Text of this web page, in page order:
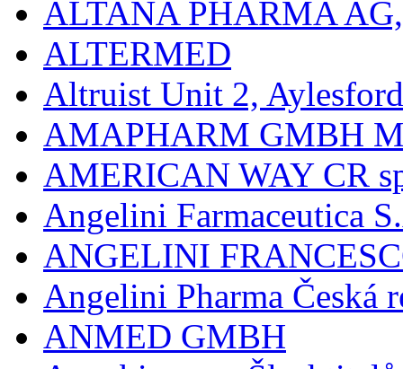
ALTANA PHARMA
ALTERMED
Altruist Unit 2, Aylesford
AMAPHARM GMBH
AMERICAN WAY CR
Angelini Farmaceutica
ANGELINI
Angelini Pharma Česká
ANMED GMBH